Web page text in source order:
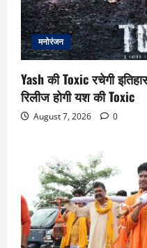
मनोरंजन
Yash की Toxic रचेगी
रिलीज होगी यश की Toxic
August 7, 2026 0